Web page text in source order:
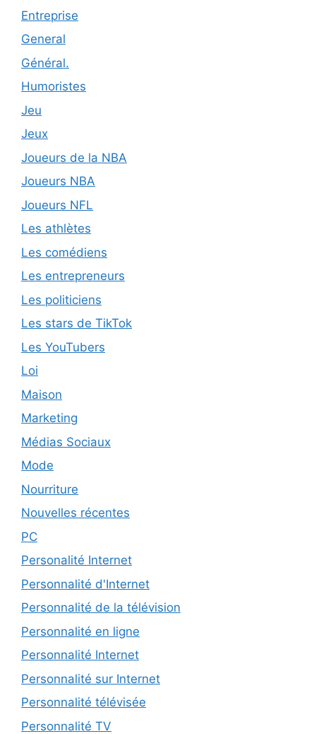
Entreprise
General
Général.
Humoristes
Jeu
Jeux
Joueurs de la NBA
Joueurs NBA
Joueurs NFL
Les athlètes
Les comédiens
Les entrepreneurs
Les politiciens
Les stars de TikTok
Les YouTubers
Loi
Maison
Marketing
Médias Sociaux
Mode
Nourriture
Nouvelles récentes
PC
Personalité Internet
Personnalité d'Internet
Personnalité de la télévision
Personnalité en ligne
Personnalité Internet
Personnalité sur Internet
Personnalité télévisée
Personnalité TV